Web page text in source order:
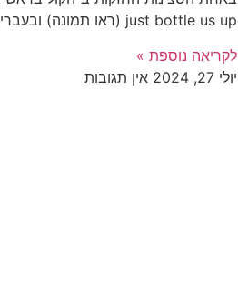
just bottle us up (ראו תמונה) ובעברית: "את לא יכולה
לקריאה נוספת »
יולי 27, 2024
אין תגובות